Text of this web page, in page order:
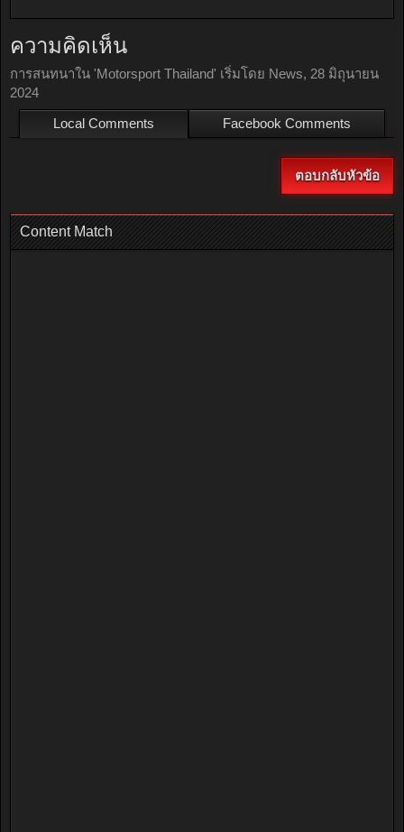
ความคิดเห็น
การสนทนาใน 'Motorsport Thailand' เริ่มโดย News, 28 มิถุนายน
2024
Local Comments
Facebook Comments
ตอบกลับหัวข้อ
Content Match